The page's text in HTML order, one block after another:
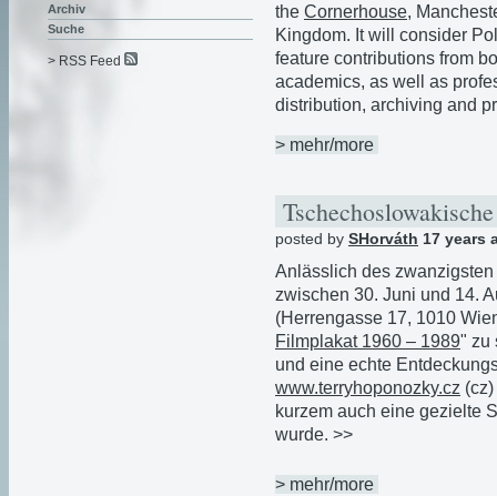
the Cornerhouse,
Kingdom. It will consider
feature contributions from
academics, as well as
distribution, archiving and
> mehr/more
posted by SHorváth 17 years
Anlässlich des
zwischen 30. Juni und 14.
(Herrengasse 17, 1010
Filmplakat 1960 – 1989" zu
und eine echte
www.terryhoponozky.cz
kurzem auch eine gezielte
wurde. >>
> mehr/more
Archiv
Suche
> RSS Feed